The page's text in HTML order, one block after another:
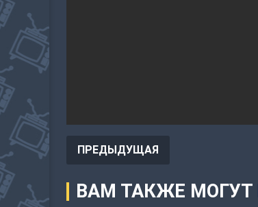
ПРЕДЫДУЩАЯ
ВАМ ТАКЖЕ МОГУТ